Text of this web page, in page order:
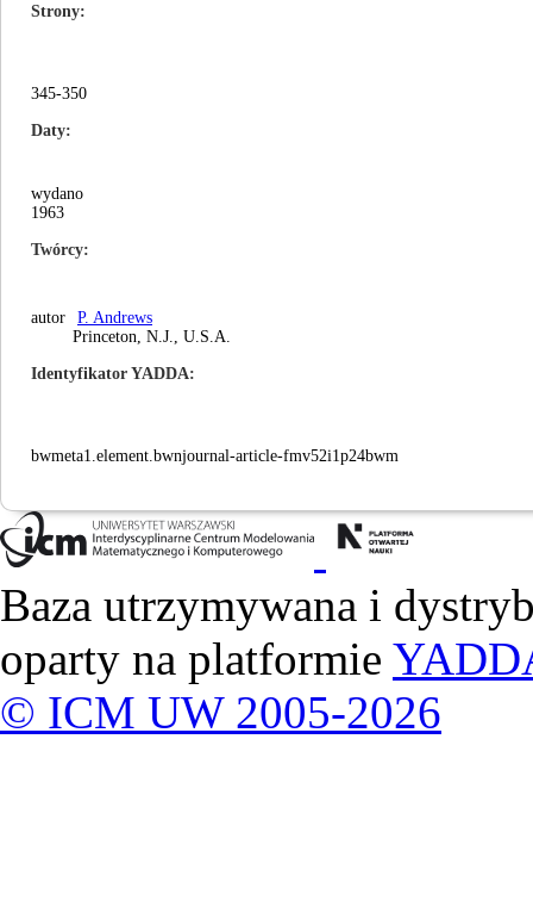
Strony
345-350
Daty
wydano
1963
Twórcy
autor
P. Andrews
Princeton, N.J., U.S.A.
Identyfikator YADDA
bwmeta1.element.bwnjournal-article-fmv52i1p24bwm
Baza utrzymywana i
oparty na platformie
© ICM UW 2005-2026